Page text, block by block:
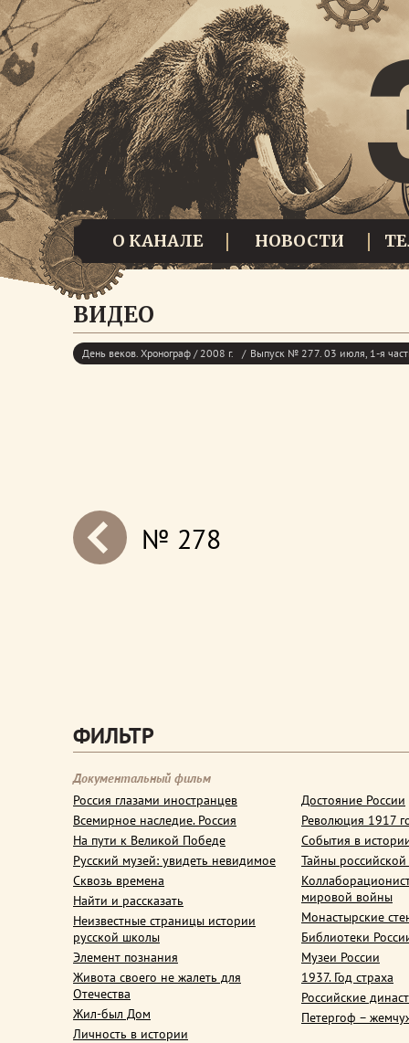
О КАНАЛЕ НОВОСТИ
ВИДЕО
День веков. Хронограф / 2008 г. Выпуск № 277. 03 июля, 1-я
next№ 278
ФИЛЬТР
Документальный фильм
Россия глазами иностранцев
Всемирное наследие. Россия
На пути к Великой Победе
Русский музей: увидеть невидимое
Сквозь времена
Найти и рассказать
Неизвестные страницы истории
русской школы
Элемент познания
Живота своего не жалеть для
Отечества
Жил-был Дом
Личность в истории
Достояние России
Революция 1917
События в
Тайны
мировой войны
Монастырские
Библиотеки
Музеи России
1937. Год страха
Российские
Петергоф –